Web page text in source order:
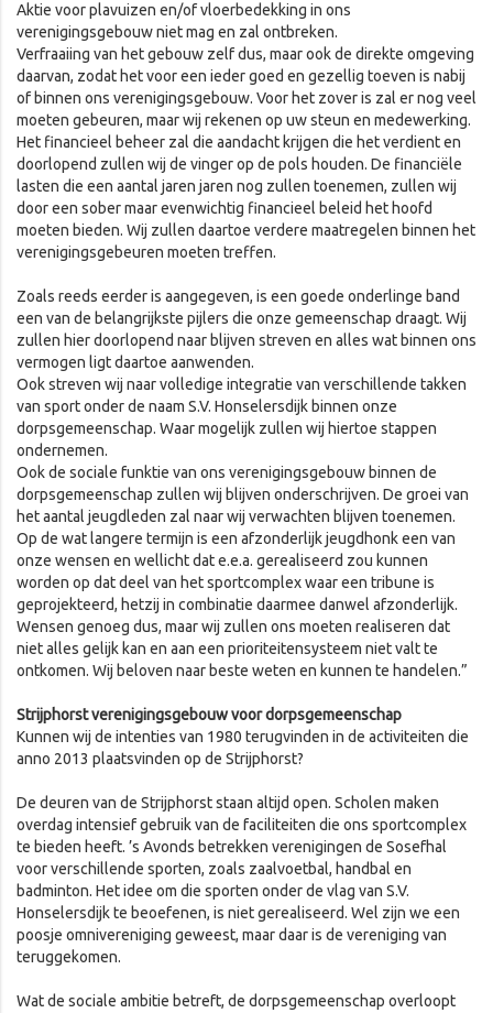
Aktie voor plavuizen en/of vloerbedekking in ons
verenigingsgebouw niet mag en zal ontbreken.
Verfraaiing van het gebouw zelf dus, maar ook de direkte omgeving
daarvan, zodat het voor een ieder goed en gezellig toeven is nabij
of binnen ons verenigingsgebouw. Voor het zover is zal er nog veel
moeten gebeuren, maar wij rekenen op uw steun en medewerking.
Het financieel beheer zal die aandacht krijgen die het verdient en
doorlopend zullen wij de vinger op de pols houden. De financiële
lasten die een aantal jaren jaren nog zullen toenemen, zullen wij
door een sober maar evenwichtig financieel beleid het hoofd
moeten bieden. Wij zullen daartoe verdere maatregelen binnen het
verenigingsgebeuren moeten treffen.
Zoals reeds eerder is aangegeven, is een goede onderlinge band
een van de belangrijkste pijlers die onze gemeenschap draagt. Wij
zullen hier doorlopend naar blijven streven en alles wat binnen ons
vermogen ligt daartoe aanwenden.
Ook streven wij naar volledige integratie van verschillende takken
van sport onder de naam S.V. Honselersdijk binnen onze
dorpsgemeenschap. Waar mogelijk zullen wij hiertoe stappen
ondernemen.
Ook de sociale funktie van ons verenigingsgebouw binnen de
dorpsgemeenschap zullen wij blijven onderschrijven. De groei van
het aantal jeugdleden zal naar wij verwachten blijven toenemen.
Op de wat langere termijn is een afzonderlijk jeugdhonk een van
onze wensen en wellicht dat e.e.a. gerealiseerd zou kunnen
worden op dat deel van het sportcomplex waar een tribune is
geprojekteerd, hetzij in combinatie daarmee danwel afzonderlijk.
Wensen genoeg dus, maar wij zullen ons moeten realiseren dat
niet alles gelijk kan en aan een prioriteitensysteem niet valt te
ontkomen. Wij beloven naar beste weten en kunnen te handelen.”
Strijphorst verenigingsgebouw voor dorpsgemeenschap
Kunnen wij de intenties van 1980 terugvinden in de activiteiten die
anno 2013 plaatsvinden op de Strijphorst?
De deuren van de Strijphorst staan altijd open. Scholen maken
overdag intensief gebruik van de faciliteiten die ons sportcomplex
te bieden heeft. ’s Avonds betrekken verenigingen de Sosefhal
voor verschillende sporten, zoals zaalvoetbal, handbal en
badminton. Het idee om die sporten onder de vlag van S.V.
Honselersdijk te beoefenen, is niet gerealiseerd. Wel zijn we een
poosje omnivereniging geweest, maar daar is de vereniging van
teruggekomen.
Wat de sociale ambitie betreft, de dorpsgemeenschap overloopt